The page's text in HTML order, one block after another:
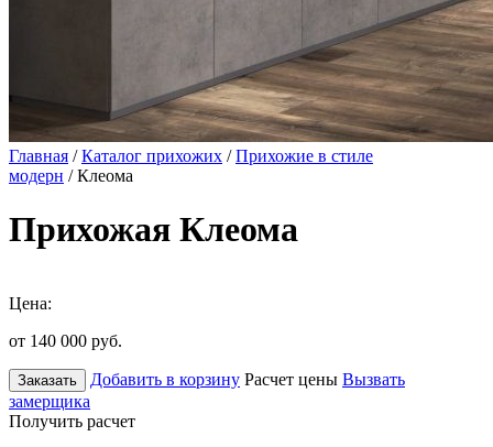
Главная /Каталог прихожих /Прихожие в стиле
модерн / Клеома
Прихожая Клеома
Цена:
от 140 000 руб.
Заказать Добавить в корзину Расчет цены Вызвать
замерщика
Получить расчет